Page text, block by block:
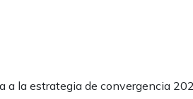
a la estrategia de convergencia